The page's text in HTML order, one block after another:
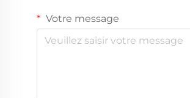
Votre message